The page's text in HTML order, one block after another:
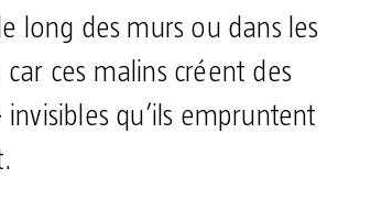
long des murs ou dans les
car ces malins créent des
qu’ils empruntent